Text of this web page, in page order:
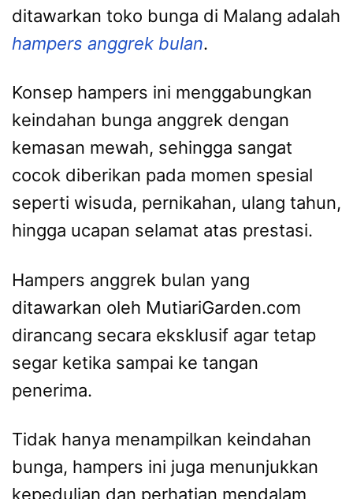
ditawarkan toko bunga di Malang adalah
hampers anggrek bulan.
Konsep hampers ini menggabungkan
keindahan bunga anggrek dengan
kemasan mewah, sehingga sangat
cocok diberikan pada momen spesial
seperti wisuda, pernikahan, ulang tahun,
hingga ucapan selamat atas prestasi.
Hampers anggrek bulan yang
ditawarkan oleh MutiariGarden.com
dirancang secara eksklusif agar tetap
segar ketika sampai ke tangan
penerima.
Tidak hanya menampilkan keindahan
bunga, hampers ini juga menunjukkan
kepedulian dan perhatian mendalam